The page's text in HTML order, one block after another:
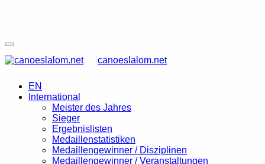
canoeslalom.net
EN
International
Meister des Jahres
Sieger
Ergebnislisten
Medaillenstatistiken
Medaillengewinner / Disziplinen
Medaillengewinner / Veranstaltungen